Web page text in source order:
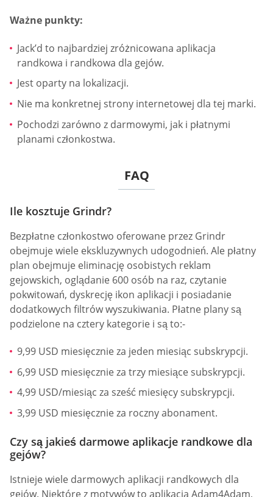
Ważne punkty:
Jack’d to najbardziej zróżnicowana aplikacja
randkowa i randkowa dla gejów.
Jest oparty na lokalizacji.
Nie ma konkretnej strony internetowej dla tej marki.
Pochodzi zarówno z darmowymi, jak i płatnymi
planami członkostwa.
FAQ
Ile kosztuje Grindr?
Bezpłatne członkostwo oferowane przez Grindr
obejmuje wiele ekskluzywnych udogodnień. Ale płatny
plan obejmuje eliminację osobistych reklam
gejowskich, oglądanie 600 osób na raz, czytanie
pokwitowań, dyskrecję ikon aplikacji i posiadanie
dodatkowych filtrów wyszukiwania. Płatne plany są
podzielone na cztery kategorie i są to:-
9,99 USD miesięcznie za jeden miesiąc subskrypcji.
6,99 USD miesięcznie za trzy miesiące subskrypcji.
4,99 USD/miesiąc za sześć miesięcy subskrypcji.
3,99 USD miesięcznie za roczny abonament.
Czy są jakieś darmowe aplikacje randkowe dla
gejów?
Istnieje wiele darmowych aplikacji randkowych dla
gejów. Niektóre z motywów to aplikacja Adam4Adam,